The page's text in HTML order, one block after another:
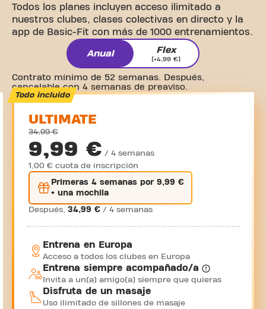
Todos los planes incluyen acceso ilimitado a
nuestros clubes, clases colectivas en directo y la
app de Basic-Fit con más de 1000 entrenamientos.
Anual Flex
(+4,99 €)
Contrato mínimo de 52 semanas. Después,
cancelable con 4 semanas de preaviso.
Todo incluido
ULTIMATE
34,99 €
9,99 € / 4 semanas
1,00 € cuota de inscripción
Primeras 4 semanas por 9,99 €
+ una mochila
Después, 34,99 € / 4 semanas
Entrena en Europa
Acceso a todos los clubes en Europa
Entrena siempre acompañado/a
Invita a un(a) amigo(a) siempre que quieras
Disfruta de un masaje
Uso ilimitado de sillones de masaje